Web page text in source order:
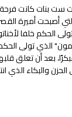
ست بنات كانت فرحة
أصبحت أميرة
الحكم خلفا
الذي تولى الحكم
بعد أن تعلق
والبكاء الذي